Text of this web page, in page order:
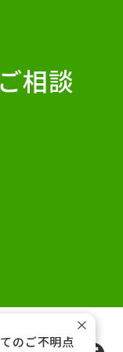
相談
のご不明点
×